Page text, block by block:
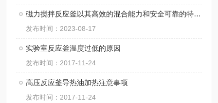
磁力搅拌反应釜以其高效的混合能力和安全可靠的特点而备受青睐
发布时间：2023-08-17
实验室反应釜温度过低的原因
发布时间：2017-11-24
高压反应釜导热油加热注意事项
发布时间：2017-11-24